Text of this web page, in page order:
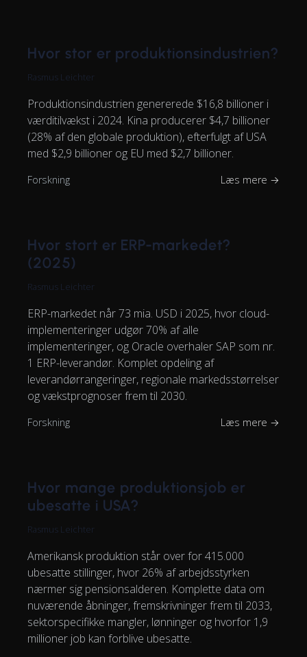
Hvor stor er produktionsindustrien?
Rasmus Leichter
Produktionsindustrien genererede $16,8 billioner i
værditilvækst i 2024. Kina producerer $4,7 billioner
(28% af den globale produktion), efterfulgt af USA
med $2,9 billioner og EU med $2,7 billioner.
Forskning Læs mere →
Hvor stort er ERP-markedet?
(2025)
Rasmus Leichter
ERP-markedet når 73 mia. USD i 2025, hvor cloud-
implementeringer udgør 70% af alle
implementeringer, og Oracle overhaler SAP som nr.
1 ERP-leverandør. Komplet opdeling af
leverandørrangeringer, regionale markedsstørrelser
og vækstprognoser frem til 2030.
Forskning Læs mere →
Hvor mange produktionsjob er
ubesatte i USA?
Rasmus Leichter
Amerikansk produktion står over for 415.000
ubesatte stillinger, hvor 26% af arbejdsstyrken
nærmer sig pensionsalderen. Komplette data om
nuværende åbninger, fremskrivninger frem til 2033,
sektorspecifikke mangler, lønninger og hvorfor 1,9
millioner job kan forblive ubesatte.